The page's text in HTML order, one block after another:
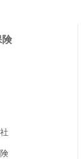
険